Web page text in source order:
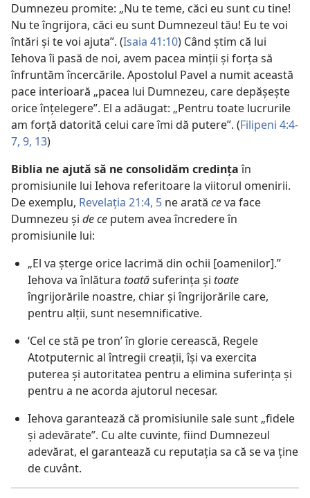
Dumnezeu promite: „Nu te teme, căci eu sunt cu tine!
Nu te îngrijora, căci eu sunt Dumnezeul tău! Eu te voi
întări și te voi ajuta”. (Isaia 41:10) Când știm că lui
Iehova îi pasă de noi, avem pacea minții și forța să
înfruntăm încercările. Apostolul Pavel a numit această
pace interioară „pacea lui Dumnezeu, care depășește
orice înțelegere”. El a adăugat: „Pentru toate lucrurile
am forță datorită celui care îmi dă putere”. (Filipeni 4:4-
7, 9, 13)
Biblia ne ajută să ne consolidăm credințaîn
promisiunile lui Iehova referitoare la viitorul omenirii.
De exemplu, Revelația 21:4, 5 ne arată ceva face
Dumnezeu și de ce putem avea încredere în
promisiunile lui:
„El va șterge orice lacrimă din ochii [oamenilor].”
Iehova va înlătura toatăsuferința și toate
îngrijorările noastre, chiar și îngrijorările care,
pentru alții, sunt nesemnificative.
‘Cel ce stă pe tron’ în glorie cerească, Regele
Atotputernic al întregii creații, își va exercita
puterea și autoritatea pentru a elimina suferința și
pentru a ne acorda ajutorul necesar.
Iehova garantează că promisiunile sale sunt „fidele
și adevărate”. Cu alte cuvinte, fiind Dumnezeul
adevărat, el garantează cu reputația sa că se va ține
de cuvânt.